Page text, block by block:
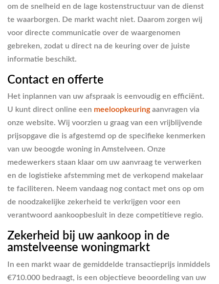
om de snelheid en de lage kostenstructuur van de dienst
te waarborgen. De markt wacht niet. Daarom zorgen wij
voor directe communicatie over de waargenomen
gebreken, zodat u direct na de keuring over de juiste
informatie beschikt.
Contact en offerte
Het inplannen van uw afspraak is eenvoudig en efficiënt.
U kunt direct online een meeloopkeuring aanvragen via
onze website. Wij voorzien u graag van een vrijblijvende
prijsopgave die is afgestemd op de specifieke kenmerken
van uw beoogde woning in Amstelveen. Onze
medewerkers staan klaar om uw aanvraag te verwerken
en de logistieke afstemming met de verkopend makelaar
te faciliteren. Neem vandaag nog contact met ons op om
de noodzakelijke zekerheid te verkrijgen voor een
verantwoord aankoopbesluit in deze competitieve regio.
Zekerheid bij uw aankoop in de
amstelveense woningmarkt
In een markt waar de gemiddelde transactieprijs inmiddels
€710.000 bedraagt, is een objectieve beoordeling van uw